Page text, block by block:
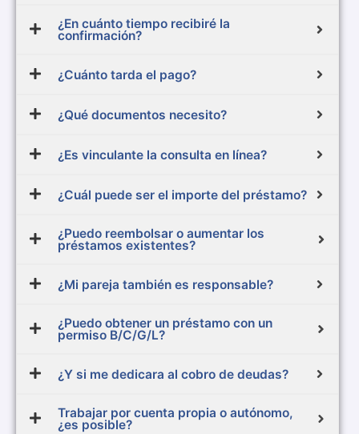
¿En cuánto tiempo recibiré la
confirmación?
¿Cuánto tarda el pago?
¿Qué documentos necesito?
¿Es vinculante la consulta en línea?
¿Cuál puede ser el importe del préstamo?
¿Puedo reembolsar o aumentar los
préstamos existentes?
¿Mi pareja también es responsable?
¿Puedo obtener un préstamo con un
permiso B/C/G/L?
¿Y si me dedicara al cobro de deudas?
Trabajar por cuenta propia o autónomo,
¿es posible?